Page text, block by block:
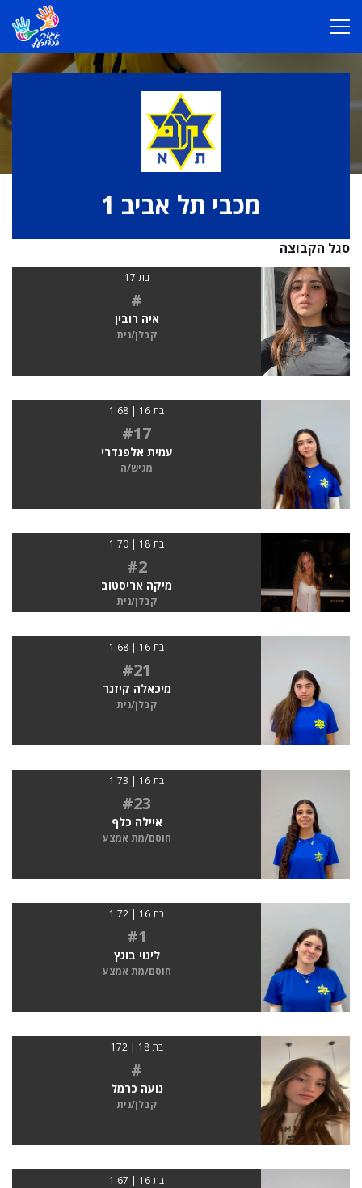
מכבי תל אביב 1
סגל הקבוצה
בת 17
#
איה רובין
קבלן/נית
בת 16 | 1.68
#17
עמית אלפנדרי
מגיש/ה
בת 18 | 1.70
#2
מיקה אריסטוב
קבלן/נית
בת 16 | 1.68
#21
מיכאלה קיזנר
קבלן/נית
בת 16 | 1.73
#23
איילה כלף
חוסם/מת אמצע
בת 16 | 1.72
#1
לינוי בוגץ
חוסם/מת אמצע
בת 18 | 172
#
נועה כרמל
קבלן/נית
בת 16 | 1.67